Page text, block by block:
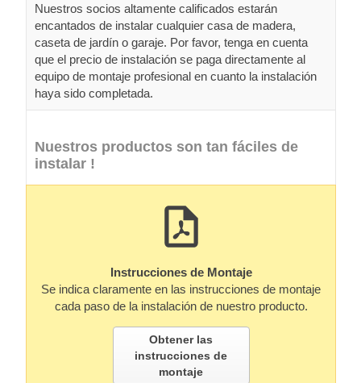
Nuestros socios altamente calificados estarán
encantados de instalar cualquier casa de madera,
caseta de jardín o garaje. Por favor, tenga en cuenta
que el precio de instalación se paga directamente al
equipo de montaje profesional en cuanto la instalación
haya sido completada.
Nuestros productos son tan fáciles de
instalar !
Instrucciones de Montaje
Se indica claramente en las instrucciones de montaje
cada paso de la instalación de nuestro producto.
Obtener las
instrucciones de
montaje